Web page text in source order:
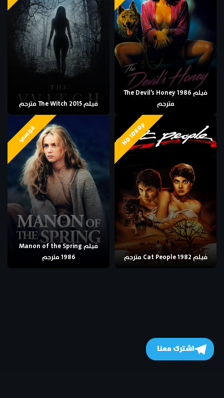
فيلم The Devil’s Honey 1986
مترجم
فيلم The Witch 2015 مترجم
HD 1080p
فيلم Cat People 1982 مترجم
فرنسي
فيلم Manon of the Spring
1986 مترجم
اشترك معنا